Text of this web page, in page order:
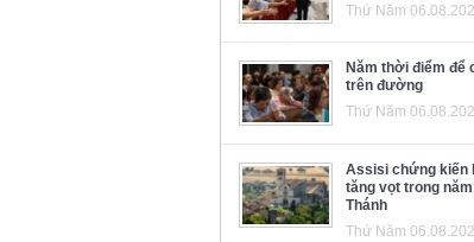
Thứ Năm
Năm thời điểm để
trên đường
Thứ Năm
Assisi chứng kiến
tăng vọt trong
Thánh
Thứ Năm